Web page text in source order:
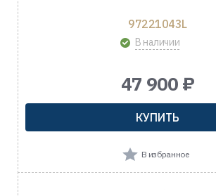
97221043L
В наличии
47 900 ₽
КУПИТЬ
В избранное